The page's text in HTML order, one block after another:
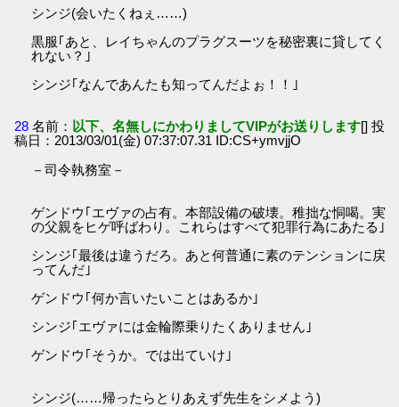
シンジ(会いたくねぇ……)
黒服｢あと、レイちゃんのプラグスーツを秘密裏に貸してく
れない？｣
シンジ｢なんであんたも知ってんだよぉ！！｣
28 名前： 以下、名無しにかわりましてVIPがお送りします[] 投
稿日：2013/03/01(金) 07:37:07.31 ID:CS+ymvjjO
－司令執務室－
ゲンドウ｢エヴァの占有。本部設備の破壊。稚拙な恫喝。実
の父親をヒゲ呼ばわり。これらはすべて犯罪行為にあたる｣
シンジ｢最後は違うだろ。あと何普通に素のテンションに戻
ってんだ｣
ゲンドウ｢何か言いたいことはあるか｣
シンジ｢エヴァには金輪際乗りたくありません｣
ゲンドウ｢そうか。では出ていけ｣
シンジ(……帰ったらとりあえず先生をシメよう)